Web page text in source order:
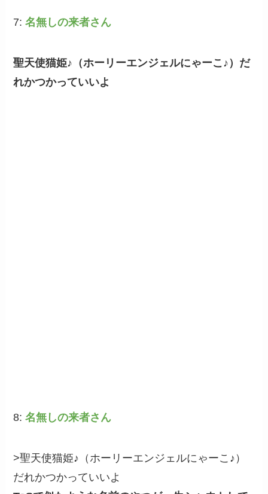
7:名無しの来者さん
聖天使猫姫♪（ホーリーエンジェルにゃーこ♪）だ
れかつかっていいよ
8:名無しの来者さん
>聖天使猫姫♪（ホーリーエンジェルにゃーこ♪）
だれかつかっていいよ